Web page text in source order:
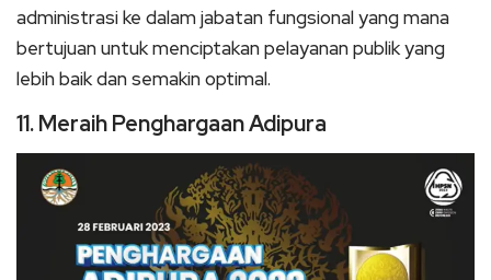
administrasi ke dalam jabatan fungsional yang mana
bertujuan untuk menciptakan pelayanan publik yang
lebih baik dan semakin optimal.
11. Meraih Penghargaan Adipura